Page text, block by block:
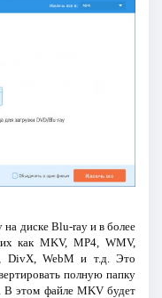
диске Blu-ray и в более
как MKV, MP4, WMV,
DivX, WebM и т.д. Это
полную папку
этом файле MKV будет